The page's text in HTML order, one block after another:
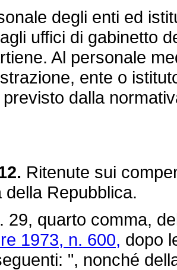
degli enti ed
uffici di gabinetto
Al personale
ente o
dalla
Ritenute sui
della Repubblica.
quarto comma,
1973, n. 600, dopo
", nonché